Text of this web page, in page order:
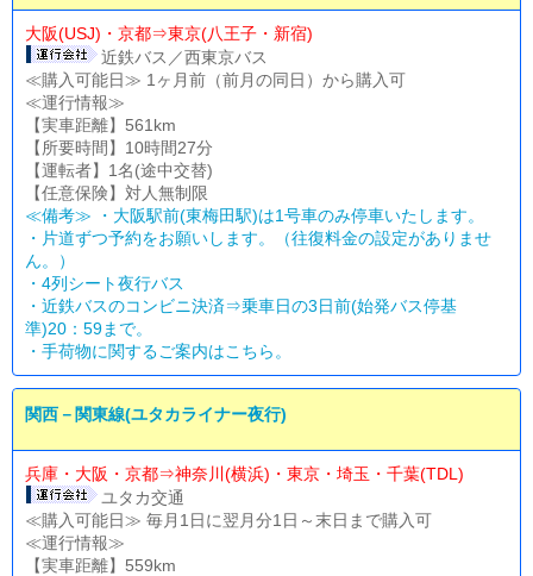
大阪(USJ)・京都⇒東京(八王子・新宿)
近鉄バス／西東京バス
≪購入可能日≫ 1ヶ月前（前月の同日）から購入可
≪運行情報≫
【実車距離】561km
【所要時間】10時間27分
【運転者】1名(途中交替)
【任意保険】対人無制限
≪備考≫ ・大阪駅前(東梅田駅)は1号車のみ停車いたします。
・片道ずつ予約をお願いします。（往復料金の設定がありませ
ん。）
・4列シート夜行バス
・近鉄バスのコンビニ決済⇒乗車日の3日前(始発バス停基
準)20：59まで。
・ 手荷物に関するご案内はこちら。
関西－関東線(ユタカライナー夜行)
兵庫・大阪・京都⇒神奈川(横浜)・東京・埼玉・千葉(TDL)
ユタカ交通
≪購入可能日≫ 毎月1日に翌月分1日～末日まで購入可
≪運行情報≫
【実車距離】559km